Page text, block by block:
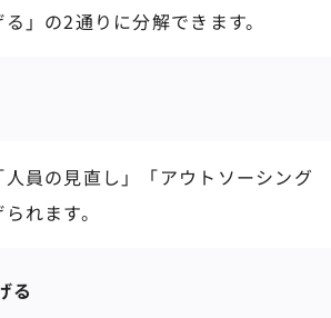
」の2通りに分解できます。
人員の見直し」「アウトソーシング
れます。
る